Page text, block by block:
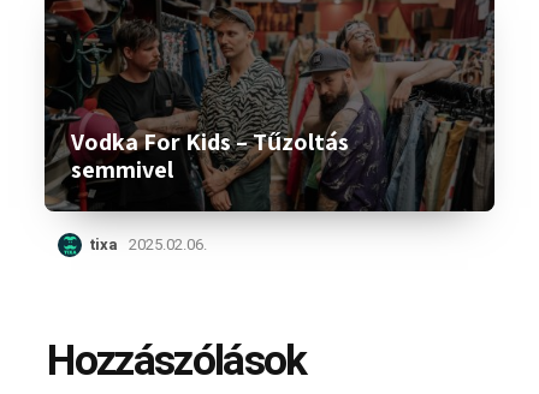
Vodka For Kids – Tűzoltás
semmivel
tixa 2025.02.06.
Hozzászólások